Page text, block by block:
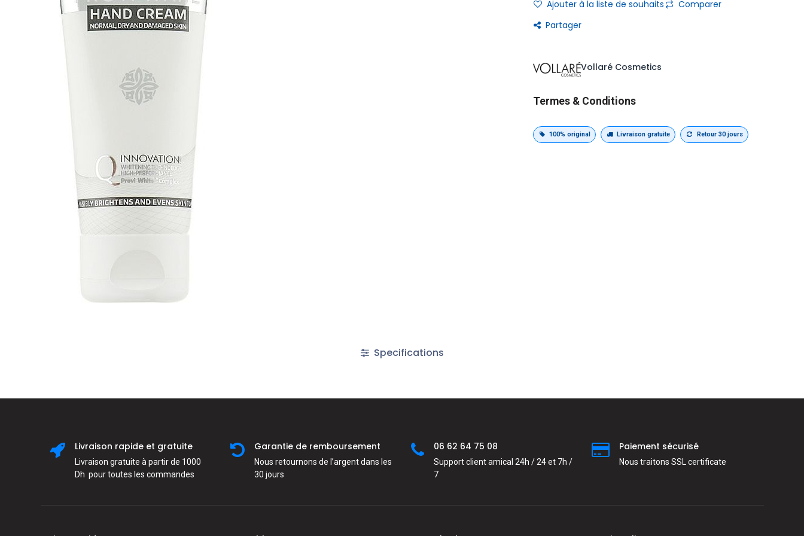
Ajouter à la liste de souhaits
Comparer
Partager
Vollaré Cosmetics
Termes & Conditions
100% original Livraison gratuite Retour 30 jours
Specifications
Livraison rapide et gratuite
Livraison gratuite à partir de 1000
Dh pour toutes les commandes
Garantie de remboursement
Nous retournons de l’argent dans les
30 jours
06 62 64 75 08
Support client amical 24h / 24 et 7h /
7
Paiement sécurisé
Nous traitons SSL сertificate